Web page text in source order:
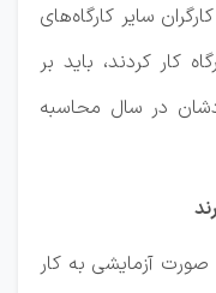
سایر کارگاه‌های
کار کردند، باید بر
در سال محاسبه
صورت آزمایشی به کار